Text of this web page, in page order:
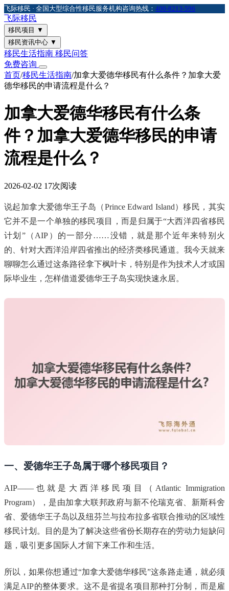
飞际移民 · 全国大型综合性移民服务机构咨询热线： 400-8213-596
飞际移民
移民项目 ▼
移民资讯中心 ▼
移民生活指南 移民问答
免费咨询
首页/移民生活指南/加拿大爱德华移民有什么条件？加拿大爱
德华移民的申请流程是什么？
加拿大爱德华移民有什么条
件？加拿大爱德华移民的申请
流程是什么？
2026-02-02 17次阅读
说起加拿大爱德华王子岛（Prince Edward Island）移民，其实
它并不是一个单独的移民项目，而是归属于“大西洋四省移民
计划”（AIP）的一部分……没错，就是那个近年来特别火
的、针对大西洋沿岸四省推出的经济类移民通道。我今天就来
聊聊怎么通过这条路径拿下枫叶卡，特别是作为技术人才或国
际毕业生，怎样借道爱德华王子岛实现快速永居。
一、爱德华王子岛属于哪个移民项目？
AIP——也就是大西洋移民项目（Atlantic Immigration
Program），是由加拿大联邦政府与新不伦瑞克省、新斯科舍
省、爱德华王子岛以及纽芬兰与拉布拉多省联合推动的区域性
移民计划。目的是为了解决这些省份长期存在的劳动力短缺问
题，吸引更多国际人才留下来工作和生活。
所以，如果你想通过“加拿大爱德华移民”这条路走通，就必须
满足AIP的整体要求。这不是省提名项目那种打分制，而是雇